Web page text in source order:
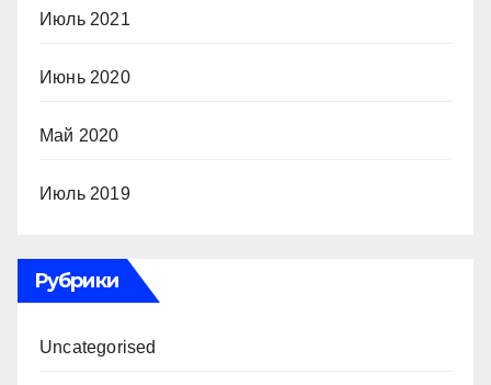
Июль 2021
Июнь 2020
Май 2020
Июль 2019
Рубрики
Uncategorised